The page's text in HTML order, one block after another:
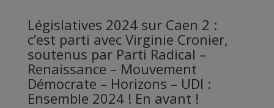
Législatives 2024 sur Caen 2 :
c’est parti avec Virginie Cronier,
soutenus par Parti Radical –
Renaissance – Mouvement
Démocrate – Horizons – UDI :
Ensemble 2024! En avant !